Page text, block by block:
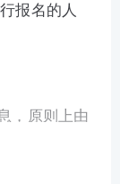
报名的人
，原则上由
(含港澳台